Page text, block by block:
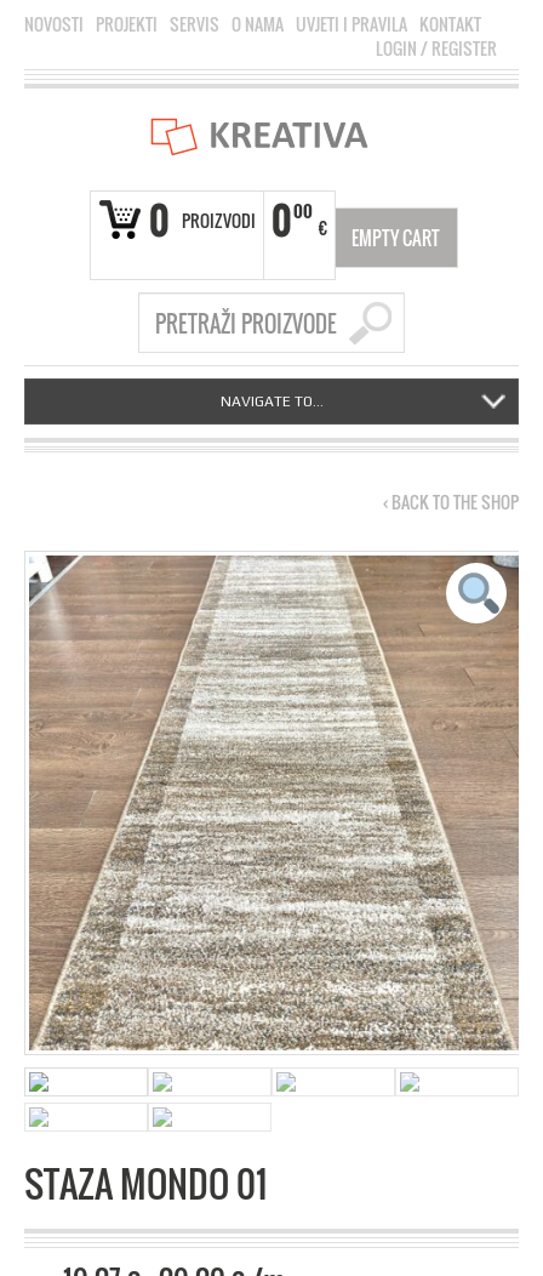
NOVOSTI PROJEKTI SERVIS O NAMA UVJETI I PRAVILA KONTAKT
LOGIN/REGISTER
0 PROIZVODI 000
€ EMPTY CART
NAVIGATE TO...
‹ BACK TO THE SHOP
STAZA MONDO 01